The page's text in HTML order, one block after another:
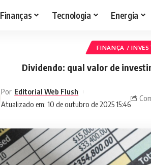
Finanças Tecnologia Energia
FINANÇA /
Dividendo: qual valor de
Atualizado em: 10 de outubro de 2025 15:46
Por Editorial Web Flush